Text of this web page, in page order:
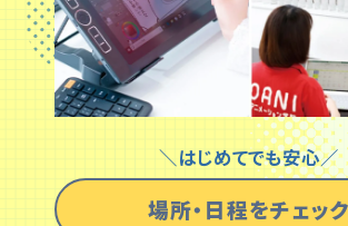
＼はじめてでも安心／
場所・日程をチェック